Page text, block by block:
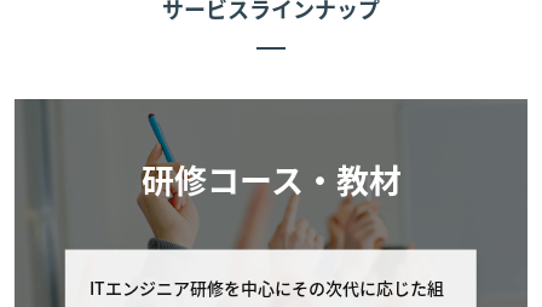
コースに出席しない場合であっても代金の返金は行いませ
ん。次条により申し込みを取消した場合を除き、コースに
ません。
■第6条 (お客様によるキャンセル期限)
お客様が弊社に申し込んだコースの申し込みをキャンセル
する場合は 以下に定める通りとします。
弊社への連絡 コース開催初日の11営業日前まで
サービスラインナップ
研修コース・教材
ITエンジニア研修を中心にその次代に応じた組